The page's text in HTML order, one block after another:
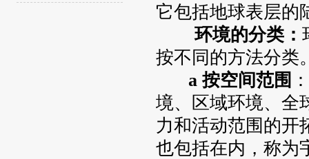
它包括地球表层的
环境的分类：
按不同的方法分类
a 按空间范围
境、区域环境、全
力和活动范围的开
也包括在内，称为